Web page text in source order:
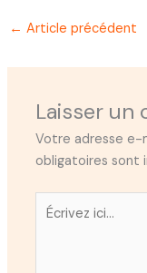
← Article précédent
Laisser un
Votre adresse e-
obligatoires sont
Écrivez